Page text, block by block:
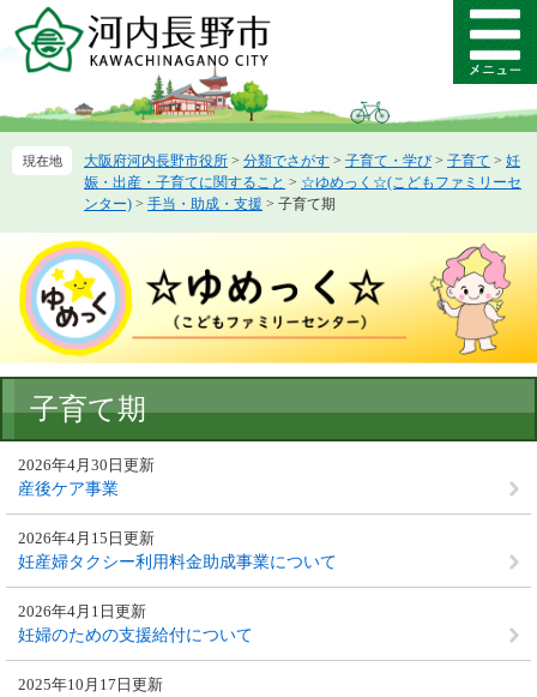
ー
先
ニ
を
メ
ニ
ー
大阪府河内長野市役所 > 分類でさがす > 子育て・学び > 子育て > 妊
娠・出産・子育てに関すること > ☆ゆめっく☆(こどもファミリーセ
ンター) > 手当・助成・支援 > 子育て期
文
子育て期
産後ケア事業
2026年4月30日更新
妊産婦タクシー利用料金助成事業について
2026年4月15日更新
妊婦のための支援給付について
2026年4月1日更新
2025年10月17日更新